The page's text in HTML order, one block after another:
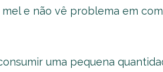
e não vê problema em
uma pequena